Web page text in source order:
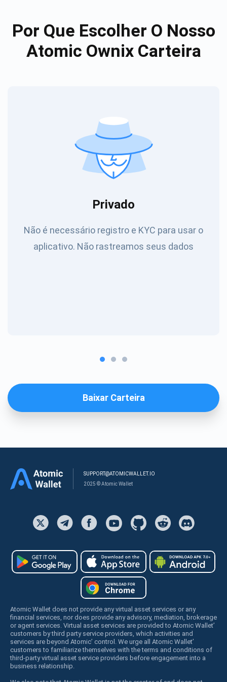
Por Que Escolher O Nosso
Atomic Ownix Carteira
Privado
Não é necessário registro e KYC para usar o
aplicativo. Não rastreamos seus dados
Baixar Carteira
SUPPORT@ATOMICWALLET.IO
2025 © Atomic Wallet
Atomic Wallet does not provide any virtual asset services or any
financial services, nor does provide any advisory, mediation, brokerage
or agent services. Virtual asset services are provided to Atomic Wallet’
customers by third party service providers, which activities and
services are beyond Atomic’ control. We urge all Atomic Wallet’
customers to familiarize themselves with the terms and conditions of
third-party virtual asset service providers before engagement into a
business relationship.